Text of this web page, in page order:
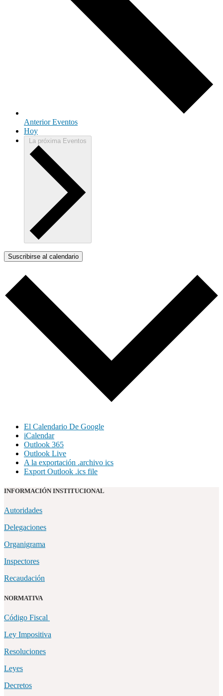
AnteriorEventos
Hoy
La próxima Eventos
Suscribirse al calendario
El Calendario De Google
iCalendar
Outlook 365
Outlook Live
A la exportación .archivo ics
Export Outlook .ics file
INFORMACIÓN INSTITUCIONAL
Autoridades
Delegaciones
Organigrama
Inspectores
Recaudación
NORMATIVA
Código Fiscal
Ley Impositiva
Resoluciones
Leyes
Decretos